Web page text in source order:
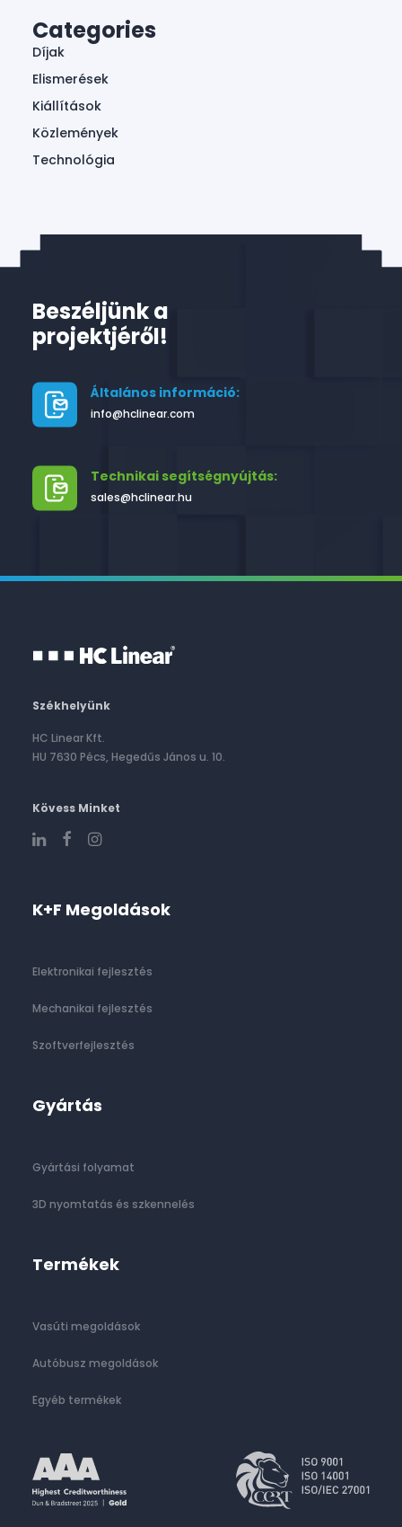
Categories
Díjak
Elismerések
Kiállítások
Közlemények
Technológia
Beszéljünk a
projektjéről!
Általános információ:
info@hclinear.com
Technikai segítségnyújtás:
sales@hclinear.hu
Székhelyünk
HC Linear Kft.
HU 7630 Pécs, Hegedűs János u. 10.
Kövess Minket
K+F Megoldások
Elektronikai fejlesztés
Mechanikai fejlesztés
Szoftverfejlesztés
Gyártás
Gyártási folyamat
3D nyomtatás és szkennelés
Termékek
Vasúti megoldások
Autóbusz megoldások
Egyéb termékek